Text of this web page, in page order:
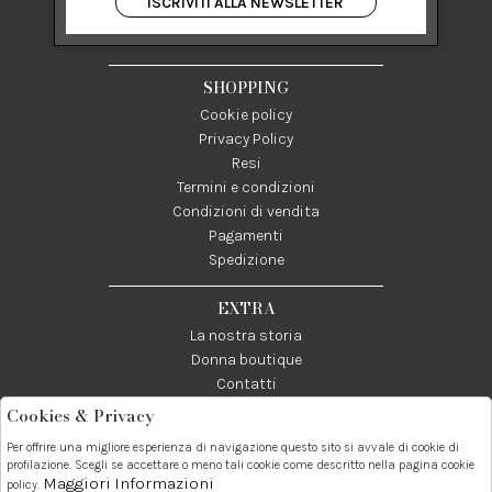
84122 Salerno Italia
P IVA 03024950655
SHOPPING
Cookie policy
Privacy Policy
Resi
Termini e condizioni
Condizioni di vendita
Pagamenti
Spedizione
EXTRA
La nostra storia
Donna boutique
Contatti
Telefono:
089237858
Whatsapp:
3338855601
Contatti:
info@donna1981.it
Cookies & Privacy
Per offrire una migliore esperienza di navigazione questo sito si avvale di cookie di
profilazione. Scegli se accettare o meno tali cookie come descritto nella pagina cookie
policy. Maggiori Informazioni